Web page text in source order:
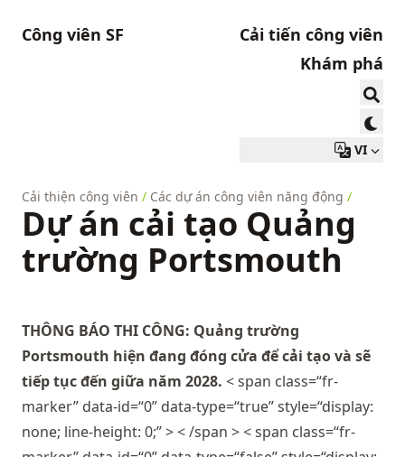
Công viên SF
Cải tiến công viên
Khám phá
VI
Cải thiện công viên / Các dự án công viên năng động /
Dự án cải tạo Quảng
trường Portsmouth
THÔNG BÁO THI CÔNG: Quảng trường
Portsmouth hiện đang đóng cửa để cải tạo và sẽ
tiếp tục đến giữa năm 2028. < span class=“fr-
marker” data-id=“0” data-type=“true” style=“display:
none; line-height: 0;” > < /span > < span class=“fr-